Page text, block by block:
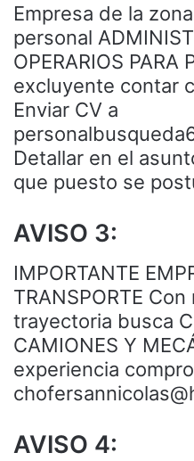
Empresa de la
personal
OPERARIOS PARA
excluyente contar
Enviar CV a
Detallar en el
que puesto se
AVISO 3:
IMPORTANTE
TRANSPORTE
trayectoria busca
CAMIONES Y
experiencia
AVISO 4: